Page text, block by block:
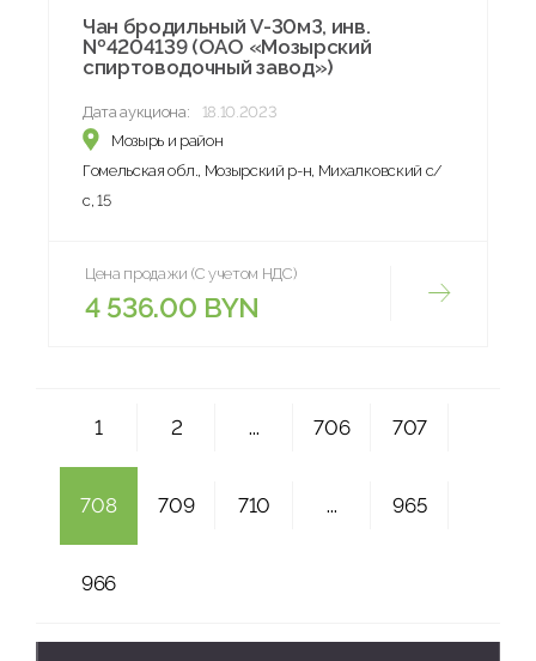
Чан бродильный V-30мЗ, инв.
№4204139 (ОАО «Мозырский
спиртоводочный завод»)
Дата аукциона:
18.10.2023
Мозырь и район
Гомельская обл., Мозырский р-н, Михалковский с/
с, 15
Цена продажи (С учетом НДС)
4 536.00 BYN
1 2 ... 706 707
708 709 710 ... 965
966